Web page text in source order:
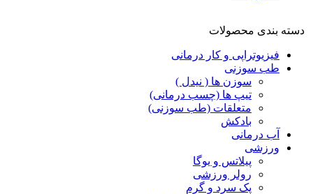
دسته بندی محصولات
فیزیوتراپی و کار درمانی
طب سوزنی
سوزن ها ( نیدل )
تیپ ها (چسب درمانی)
متعلقات (طب سوزنی)
بادکش
آب درمانی
ورزشی
پیلاتس و یوگا
رولر ورزشی
پک سرد و گرم